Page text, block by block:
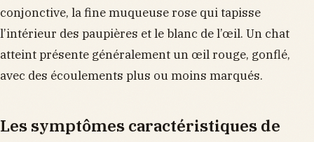
conjonctive, la fine muqueuse rose qui tapisse
l’intérieur des paupières et le blanc de l’œil. Un chat
atteint présente généralement un œil rouge, gonflé,
avec des écoulements plus ou moins marqués.
Les symptômes caractéristiques de